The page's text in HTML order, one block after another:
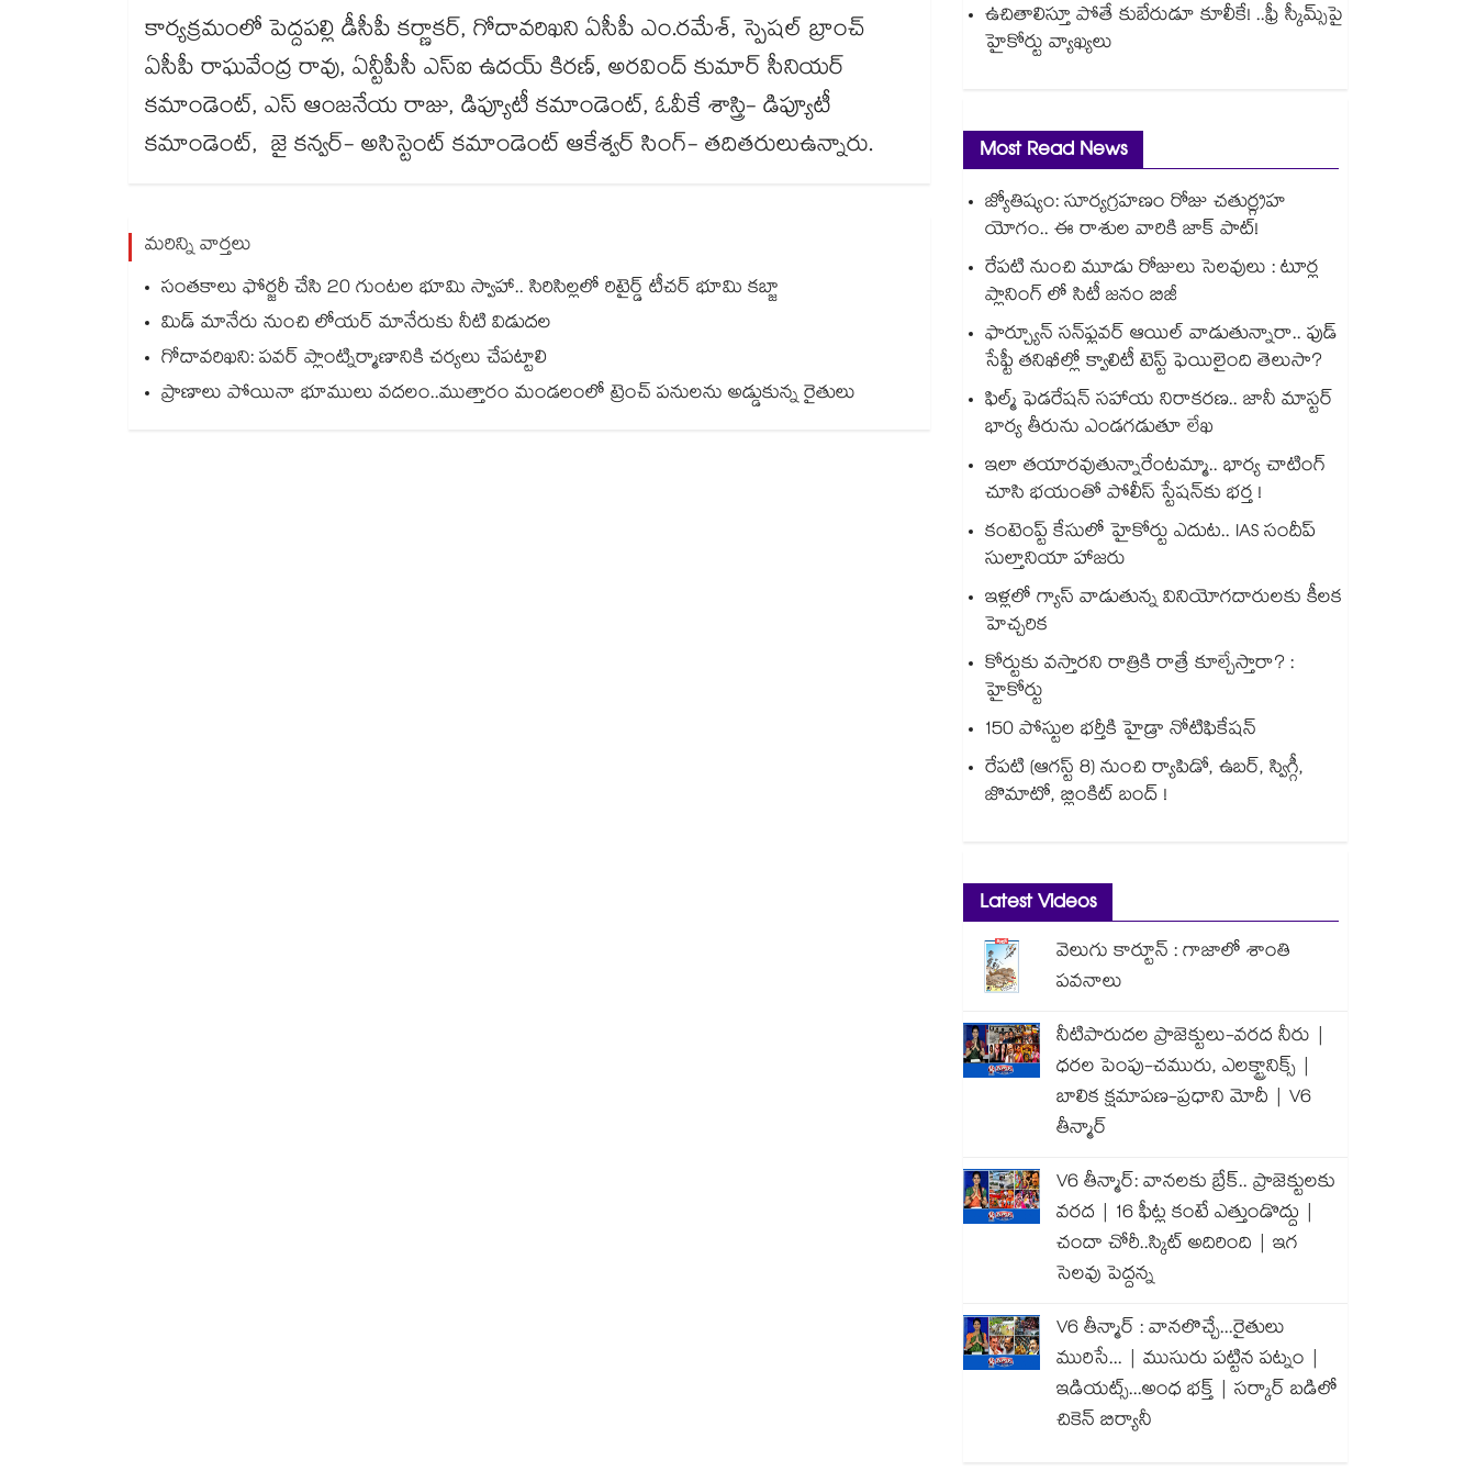
కార్యక్రమంలో పెద్దపల్లి డీసీపీ కర్ణాకర్, గోదావరిఖని ఏసీపీ ఎం.రమేశ్, స్పెషల్ బ్రాంచ్
ఏసీపీ రాఘవేంద్ర రావు, ఏన్టీపీసీ ఎస్ఐ ఉదయ్ కిరణ్, అరవింద్ కుమార్ సీనియర్
కమాండెంట్, ఎస్ ఆంజనేయ రాజు, డిప్యూటీ కమాండెంట్, ఓవీకే శాస్త్రి- డిప్యూటీ
కమాండెంట్, జై కన్వర్- అసిస్టెంట్ కమాండెంట్ ఆకేశ్వర్ సింగ్- తదితరులుఉన్నారు.
మరిన్ని వార్తలు
సంతకాలు ఫోర్జరీ చేసి 20 గుంటల భూమి స్వాహా.. సిరిసిల్లలో రిటైర్డ్ టీచర్ భూమి కబ్జా
మిడ్ మానేరు నుంచి లోయర్ మానేరుకు నీటి విడుదల
గోదావరిఖని: పవర్ ప్లాంట్నిర్మాణానికి చర్యలు చేపట్టాలి
ప్రాణాలు పోయినా భూములు వదలం..ముత్తారం మండలంలో ట్రెంచ్ పనులను అడ్డుకున్న రైతులు
ఉచితాలిస్తూ పోతే కుబేరుడూ కూలీకే! ..ఫ్రీ స్కీమ్స్‌‌‌‌‌‌‌‌‌‌‌‌‌‌‌‌‌‌‌‌‌‌‌‌‌‌‌‌‌‌‌‌పై
హైకోర్టు వ్యాఖ్యలు
Most Read News
జ్యోతిష్యం: సూర్యగ్రహణం రోజు చతుర్గ్రహ
యోగం.. ఈ రాశుల వారికి జాక్ పాట్!
రేపటి నుంచి మూడు రోజులు సెలవులు : టూర్ల
ప్లానింగ్ లో సిటీ జనం బిజీ
ఫార్చ్యూన్ సన్‌ఫ్లవర్ ఆయిల్ వాడుతున్నారా.. ఫుడ్
సేఫ్టీ తనిఖీల్లో క్వాలిటీ టెస్ట్ ఫెయిలైంది తెలుసా?
ఫిల్మ్ ఫెడరేషన్ సహాయ నిరాకరణ.. జానీ మాస్టర్
భార్య తీరును ఎండగడుతూ లేఖ
ఇలా తయారవుతున్నారేంటమ్మా.. భార్య చాటింగ్
చూసి భయంతో పోలీస్ స్టేషన్⁫కు భర్త !
కంటెంప్ట్ కేసులో హైకోర్టు ఎదుట.. IAS సందీప్
సుల్తానియా హాజరు
ఇళ్లలో గ్యాస్ వాడుతున్న వినియోగదారులకు కీలక
హెచ్చరిక
కోర్టుకు వస్తారని రాత్రికి రాత్రే కూల్చేస్తారా? :
హైకోర్టు
150 పోస్టుల భర్తీకి హైడ్రా నోటిఫికేషన్
రేపటి (ఆగస్ట్ 8) నుంచి ర్యాపిడో, ఉబర్, స్విగ్గీ,
జొమాటో, బ్లింకిట్ బంద్ !
Latest Videos
వెలుగు కార్టూన్ : గాజాలో శాంతి
పవనాలు
నీటిపారుదల ప్రాజెక్టులు-వరద నీరు |
ధరల పెంపు-చమురు, ఎలక్ట్రానిక్స్ |
బాలిక క్షమాపణ-ప్రధాని మోదీ | V6
తీన్మార్
V6 తీన్మార్: వానలకు బ్రేక్.. ప్రాజెక్టులకు
వరద | 16 ఫీట్ల కంటే ఎత్తుండొద్దు |
చందా చోరీ..స్కిట్ అదిరింది | ఇగ
సెలవు పెద్దన్న
V6 తీన్మార్ : వానలొచ్చే...రైతులు
మురిసే... | ముసురు పట్టిన పట్నం |
ఇడియట్స్...అంధ భక్త్ | సర్కార్ బడిలో
చికెన్ బిర్యానీ